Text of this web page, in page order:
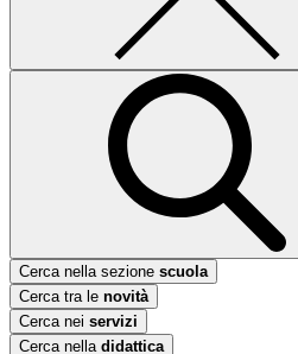
Cerca nella sezione scuola
Cerca tra le novità
Cerca nei servizi
Cerca nella didattica